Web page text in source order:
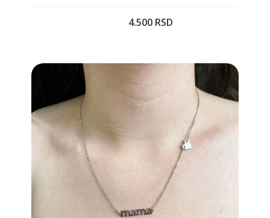
4.500 RSD